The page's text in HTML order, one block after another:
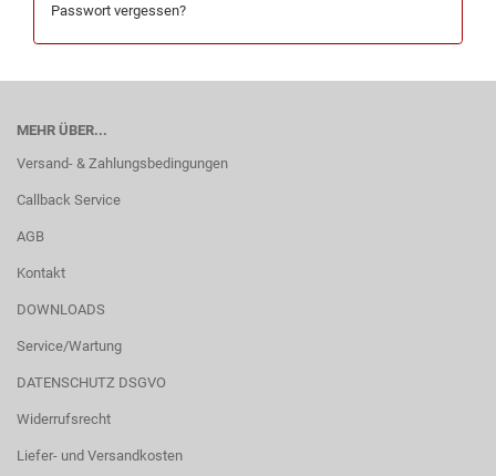
Passwort vergessen?
MEHR ÜBER...
Versand- & Zahlungsbedingungen
Callback Service
AGB
Kontakt
DOWNLOADS
Service/Wartung
DATENSCHUTZ DSGVO
Widerrufsrecht
Liefer- und Versandkosten